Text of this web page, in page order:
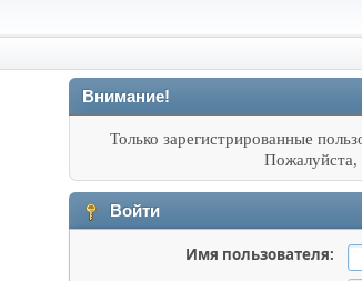
Внимание!
Только зарегистрированные
Пожалуйста,
Войти
Имя пользователя: